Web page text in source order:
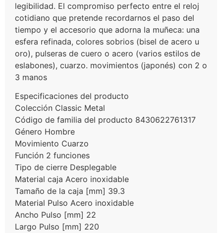
legibilidad. El compromiso perfecto entre el reloj
cotidiano que pretende recordarnos el paso del
tiempo y el accesorio que adorna la muñeca: una
esfera refinada, colores sobrios (bisel de acero u
oro), pulseras de cuero o acero (varios estilos de
eslabones), cuarzo. movimientos (japonés) con 2 o
3 manos
Especificaciones del producto
Colección Classic Metal
Código de familia del producto 8430622761317
Género Hombre
Movimiento Cuarzo
Función 2 funciones
Tipo de cierre Desplegable
Material caja Acero inoxidable
Tamaño de la caja [mm] 39.3
Material Pulso Acero inoxidable
Ancho Pulso [mm] 22
Largo Pulso [mm] 220